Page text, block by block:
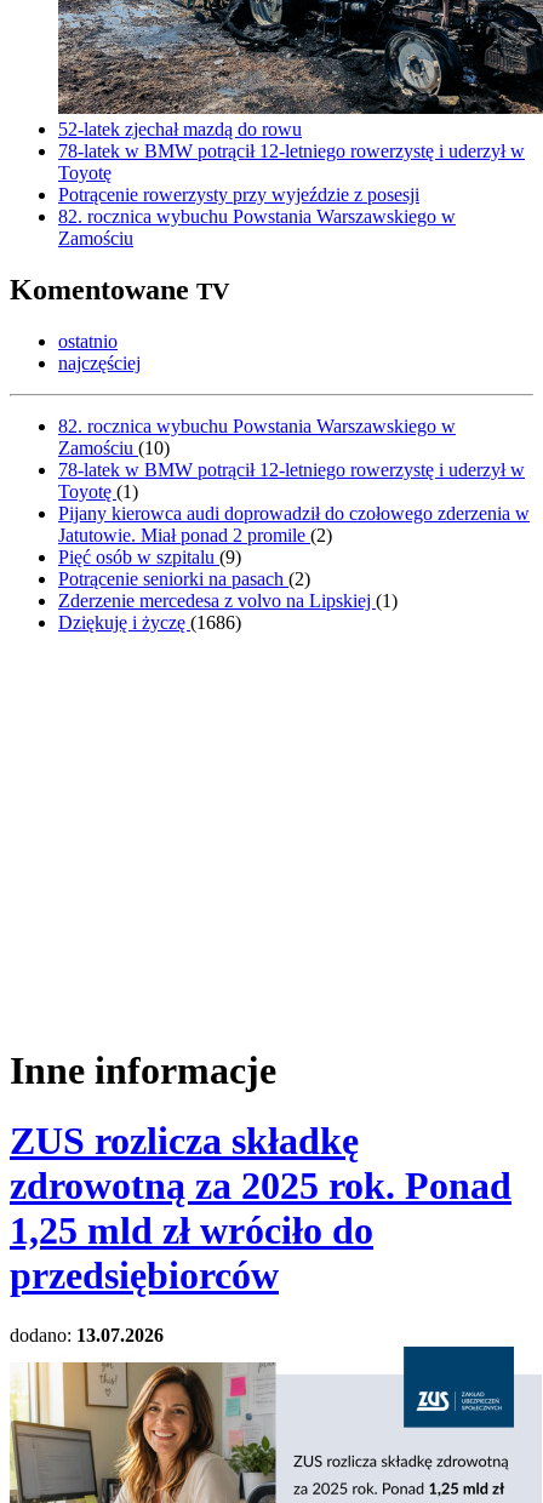
52-latek zjechał mazdą do rowu
78-latek w BMW potrącił 12-letniego rowerzystę i uderzył w
Toyotę
Potrącenie rowerzysty przy wyjeździe z posesji
82. rocznica wybuchu Powstania Warszawskiego w
Zamościu
Komentowane TV
ostatnio
najczęściej
82. rocznica wybuchu Powstania Warszawskiego w
Zamościu (10)
78-latek w BMW potrącił 12-letniego rowerzystę i uderzył w
Toyotę (1)
Pijany kierowca audi doprowadził do czołowego zderzenia w
Jatutowie. Miał ponad 2 promile (2)
Pięć osób w szpitalu (9)
Potrącenie seniorki na pasach (2)
Zderzenie mercedesa z volvo na Lipskiej (1)
Dziękuję i życzę (1686)
Inne informacje
ZUS rozlicza składkę
zdrowotną za 2025 rok. Ponad
1,25 mld zł wróciło do
przedsiębiorców
dodano: 13.07.2026